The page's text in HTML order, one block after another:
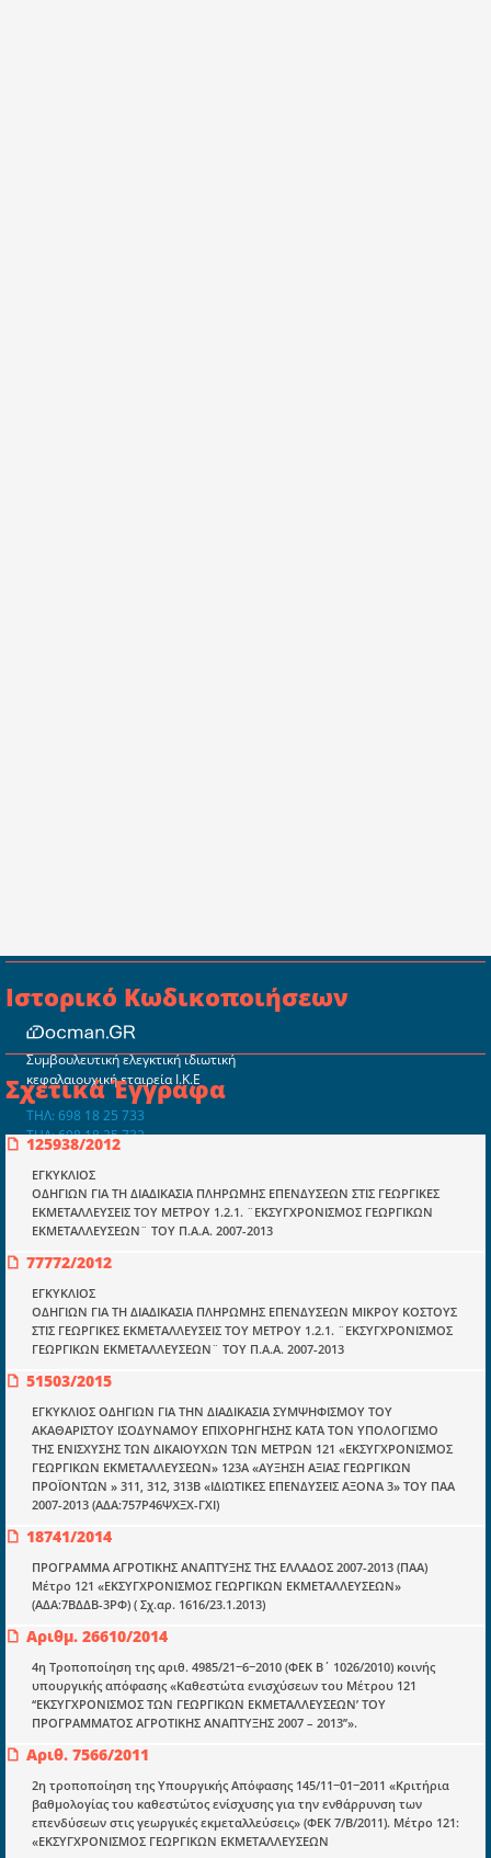
Ιστορικό Κωδικοποιήσεων
Σχετικά Έγγραφα
125938/2012
ΕΓΚΥΚΛΙΟΣ
ΟΔΗΓΙΩΝ ΓΙΑ ΤΗ ΔΙΑΔΙΚΑΣΙΑ ΠΛΗΡΩΜΗΣ ΕΠΕΝΔΥΣΕΩΝ ΣΤΙΣ ΓΕΩΡΓΙΚΕΣ
ΕΚΜΕΤΑΛΛΕΥΣΕΙΣ ΤΟΥ ΜΕΤΡΟΥ 1.2.1. ¨ΕΚΣΥΓΧΡΟΝΙΣΜΟΣ ΓΕΩΡΓΙΚΩΝ
ΕΚΜΕΤΑΛΛΕΥΣΕΩΝ¨ ΤΟΥ Π.Α.Α. 2007-2013
77772/2012
ΕΓΚΥΚΛΙΟΣ
ΟΔΗΓΙΩΝ ΓΙΑ ΤΗ ΔΙΑΔΙΚΑΣΙΑ ΠΛΗΡΩΜΗΣ ΕΠΕΝΔΥΣΕΩΝ ΜΙΚΡΟΥ ΚΟΣΤΟΥΣ
ΣΤΙΣ ΓΕΩΡΓΙΚΕΣ ΕΚΜΕΤΑΛΛΕΥΣΕΙΣ ΤΟΥ ΜΕΤΡΟΥ 1.2.1. ¨ΕΚΣΥΓΧΡΟΝΙΣΜΟΣ
ΓΕΩΡΓΙΚΩΝ ΕΚΜΕΤΑΛΛΕΥΣΕΩΝ¨ ΤΟΥ Π.Α.Α. 2007-2013
51503/2015
ΕΓΚΥΚΛΙΟΣ ΟΔΗΓΙΩΝ ΓΙΑ ΤΗΝ ΔΙΑΔΙΚΑΣΙΑ ΣΥΜΨΗΦΙΣΜΟΥ ΤΟΥ
ΑΚΑΘΑΡΙΣΤΟΥ ΙΣΟΔΥΝΑΜΟΥ ΕΠΙΧΟΡΗΓΗΣΗΣ ΚΑΤΑ ΤΟΝ ΥΠΟΛΟΓΙΣΜΟ
ΤΗΣ ΕΝΙΣΧΥΣΗΣ ΤΩΝ ΔΙΚΑΙΟΥΧΩΝ ΤΩΝ ΜΕΤΡΩΝ 121 «ΕΚΣΥΓΧΡΟΝΙΣΜΟΣ
ΓΕΩΡΓΙΚΩΝ ΕΚΜΕΤΑΛΛΕΥΣΕΩΝ» 123Α «ΑΥΞΗΣΗ ΑΞΙΑΣ ΓΕΩΡΓΙΚΩΝ
ΠΡΟΪΟΝΤΩΝ » 311, 312, 313B «ΙΔΙΩΤΙΚΕΣ ΕΠΕΝΔΥΣΕΙΣ ΑΞΟΝΑ 3» ΤΟΥ ΠΑΑ
2007-2013 (ΑΔΑ:757Ρ46ΨΧΞΧ-ΓΧΙ)
18741/2014
ΠΡΟΓΡΑΜΜΑ ΑΓΡΟΤΙΚΗΣ ΑΝΑΠΤΥΞΗΣ ΤΗΣ ΕΛΛΑΔΟΣ 2007-2013 (ΠΑΑ)
Μέτρο 121 «ΕΚΣΥΓΧΡΟΝΙΣΜΟΣ ΓΕΩΡΓΙΚΩΝ ΕΚΜΕΤΑΛΛΕΥΣΕΩΝ»
(ΑΔΑ:7ΒΔΔΒ-3ΡΦ) ( Σχ.αρ. 1616/23.1.2013)
Αριθμ. 26610/2014
4η Τροποποίηση της αριθ. 4985/21−6−2010 (ΦΕΚ Β΄ 1026/2010) κοινής
υπουργικής απόφασης «Καθεστώτα ενισχύσεων του Μέτρου 121
‘‘ΕΚΣΥΓΧΡΟΝΙΣΜΟΣ ΤΩΝ ΓΕΩΡΓΙΚΩΝ ΕΚΜΕΤΑΛΛΕΥΣΕΩΝ’ ΤΟΥ
ΠΡΟΓΡΑΜΜΑΤΟΣ ΑΓΡΟΤΙΚΗΣ ΑΝΑΠΤΥΞΗΣ 2007 – 2013’’».
Αριθ. 7566/2011
2η τροποποίηση της Υπουργικής Απόφασης 145/11−01−2011 «Κριτήρια
βαθμολογίας του καθεστώτος ενίσχυσης για την ενθάρρυνση των
επενδύσεων στις γεωργικές εκμεταλλεύσεις» (ΦΕΚ 7/Β/2011). Μέτρο 121:
«ΕΚΣΥΓΧΡΟΝΙΣΜΟΣ ΓΕΩΡΓΙΚΩΝ ΕΚΜΕΤΑΛΛΕΥΣΕΩΝ
Συμβουλευτική ελεγκτική ιδιωτική
κεφαλαιουχική εταιρεία Ι.Κ.Ε
ΤΗΛ: 698 18 25 733
ΤΗΛ: 698 18 25 732
mydocmangr@gmail.com
Docman.gr
Ποιοί είμαστε;
Μια πολυετής εθελοντική προσπάθεια που
μετατράπηκε σε επιχειρηματική οντότητα και φιλοδοξεί να συμβάλλει
στην διάδοση της γνώσης.
Ενότητες
Επικαιρότητα
E-book
Οδηγοί εκκαθάρισης
Νόμοι και προεδρικά διατάγματα
Υπουργικές αποφάσεις
Νομολογία και Γνωμοδοτήσεις ΝΣΚ
Πληροφορίες
Οδηγίες Εγγραφής
Βοηθός Αναζήτησης